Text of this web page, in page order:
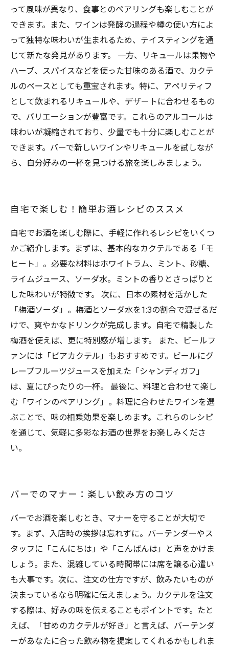
って風味が異なり、食事とのペアリングも楽しむことが
できます。また、ワインは発酵の過程や樽の使い方によ
って独特な味わいが生まれるため、テイスティングを通
じて新たな発見があります。 一方、リキュールは果物や
ハーブ、スパイスなどを使った甘味のある酒で、カクテ
ルのベースとしても重宝されます。特に、アペリティフ
として飲まれるリキュールや、デザートに合わせるもの
で、バリエーションが豊富です。これらのアルコールは
味わいが凝縮されており、少量でも十分に楽しむことが
できます。バーで新しいワインやリキュールを試しなが
ら、自分好みの一杯を見つける旅を楽しみましょう。
自宅で楽しむ！簡単お酒レシピのススメ
自宅でお酒を楽しむ際に、手軽に作れるレシピをいくつ
かご紹介します。まずは、基本的なカクテルである「モ
ヒート」。必要な材料はホワイトラム、ミント、砂糖、
ライムジュース、ソーダ水。ミントの香りとさっぱりと
した味わいが特徴です。 次に、日本の素材を活かした
「梅酒ソーダ」。梅酒とソーダ水を1:3の割合で混ぜるだ
けで、爽やかなドリンクが完成します。自宅で精製した
梅酒を使えば、更に特別感が増します。 また、ビールフ
ァンには「ビアカクテル」もおすすめです。ビールにグ
レープフルーツジュースを加えた「シャンディガフ」
は、夏にぴったりの一杯。 最後に、料理と合わせて楽し
む「ワインのペアリング」。料理に合わせたワインを選
ぶことで、味の相乗効果を楽しめます。これらのレシピ
を通じて、気軽に多彩なお酒の世界をお楽しみくださ
い。
バーでのマナー：楽しい飲み方のコツ
バーでお酒を楽しむとき、マナーを守ることが大切で
す。まず、入店時の挨拶は忘れずに。バーテンダーやス
タッフに「こんにちは」や「こんばんは」と声をかけま
しょう。また、混雑している時間帯には席を譲る心遣い
も大事です。次に、注文の仕方ですが、飲みたいものが
決まっているなら明確に伝えましょう。カクテルを注文
する際は、好みの味を伝えることもポイントです。たと
えば、「甘めのカクテルが好き」と言えば、バーテンダ
ーがあなたに合った飲み物を提案してくれるかもしれま